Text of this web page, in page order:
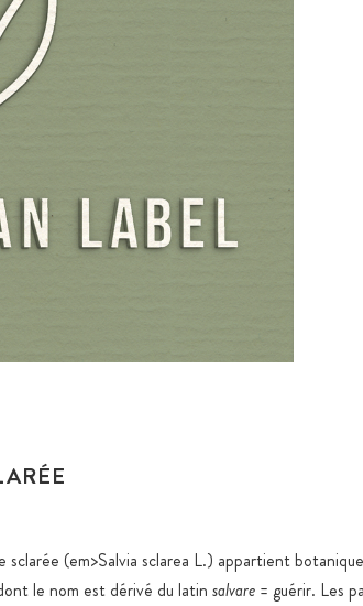
sclarée (em>Salvia sclarea L.) appartient
le nom est dérivé du latin salvare = guérir. Les